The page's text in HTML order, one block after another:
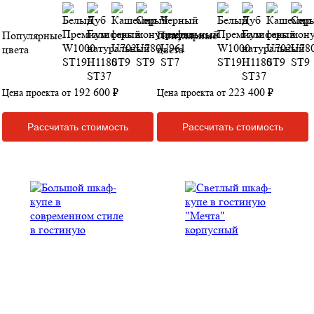
Популярные
цвета
Цена проекта от 192 600 ₽
Рассчитать стоимость
Популярные
цвета
Цена проекта от 223 400 ₽
Рассчитать стоимость